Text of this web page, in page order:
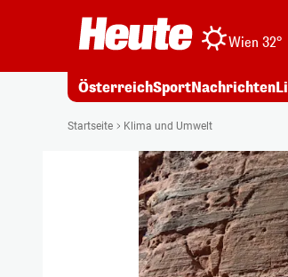
Wien 32°
ÖsterreichSportNachrichten
Startseite Klima und Umwelt